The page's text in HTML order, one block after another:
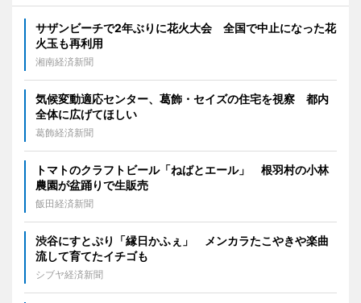
サザンビーチで2年ぶりに花火大会 全国で中止になった花
火玉も再利用
湘南経済新聞
気候変動適応センター、葛飾・セイズの住宅を視察 都内
全体に広げてほしい
葛飾経済新聞
トマトのクラフトビール「ねばとエール」 根羽村の小林
農園が盆踊りで生販売
飯田経済新聞
渋谷にすとぷり「縁日かふぇ」 メンカラたこやきや楽曲
流して育てたイチゴも
シブヤ経済新聞